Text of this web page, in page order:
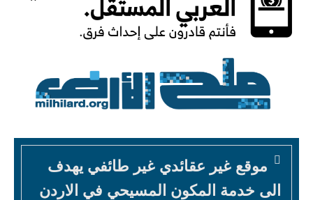
موقع غير عقائدي غير طائفي يهدف
الى خدمة المكون المسيحي في الاردن